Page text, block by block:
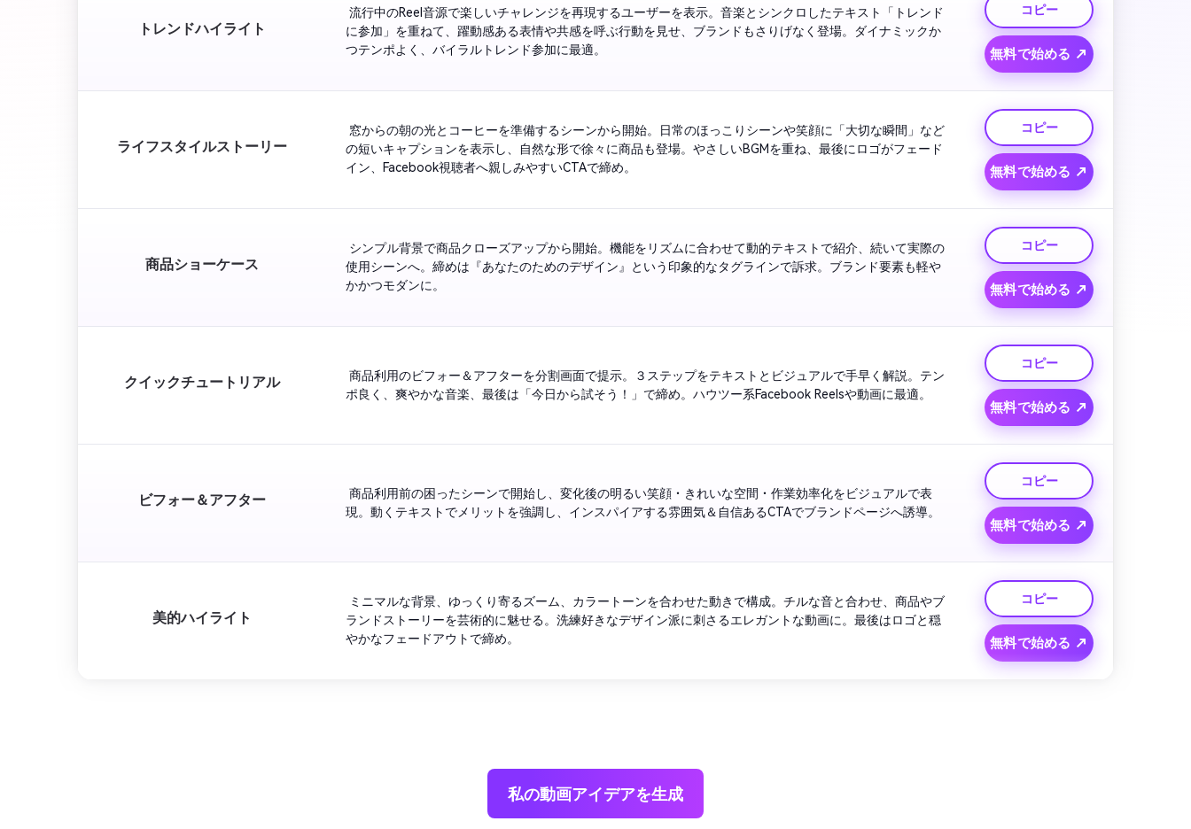
トレンドハイライト
流行中のReel音源で楽しいチャレンジを再現するユーザーを表示。音楽とシンクロしたテキスト「トレンド
に参加」を重ねて、躍動感ある表情や共感を呼ぶ行動を見せ、ブランドもさりげなく登場。ダイナミックか
コピー
無料で始める ↗
ライフスタイルストーリー
窓からの朝の光とコーヒーを準備するシーンから開始。日常のほっこりシーンや笑顔に「大切な瞬間」など
の短いキャプションを表示し、自然な形で徐々に商品も登場。やさしいBGMを重ね、最後にロゴがフェード
コピー
無料で始める ↗
商品ショーケース
シンプル背景で商品クローズアップから開始。機能をリズムに合わせて動的テキストで紹介、続いて実際の
使用シーンへ。締めは『あなたのためのデザイン』という印象的なタグラインで訴求。ブランド要素も軽や
コピー
無料で始める ↗
クイックチュートリアル
商品利用のビフォー＆アフターを分割画面で提示。３ステップをテキストとビジュアルで手早く解説。テン
コピー
無料で始める ↗
ビフォー＆アフター
商品利用前の困ったシーンで開始し、変化後の明るい笑顔・きれいな空間・作業効率化をビジュアルで表
コピー
無料で始める ↗
美的ハイライト
ミニマルな背景、ゆっくり寄るズーム、カラートーンを合わせた動きで構成。チルな音と合わせ、商品やブ
ランドストーリーを芸術的に魅せる。洗練好きなデザイン派に刺さるエレガントな動画に。最後はロゴと穏
コピー
無料で始める ↗
私の動画アイデアを生成